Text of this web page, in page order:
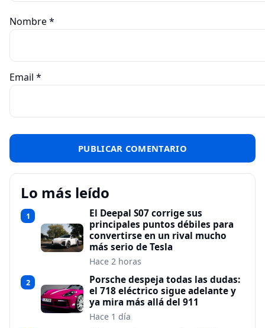
Nombre*
Email *
Lo más leído
1
El Deepal S07 corrige sus
principales puntos débiles para
convertirse en un rival mucho
más serio de Tesla
Hace 2 horas
2
Porsche despeja todas las dudas:
el 718 eléctrico sigue adelante y
ya mira más allá del 911
Hace 1 día